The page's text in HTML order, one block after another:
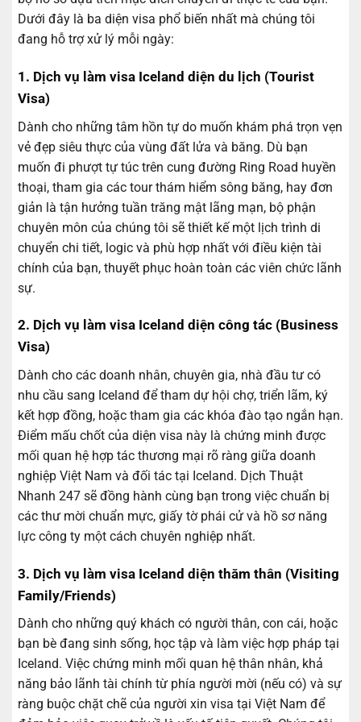
Dưới đây là ba diện visa phổ biến nhất mà chúng tôi
đang hỗ trợ xử lý mỗi ngày:
1. Dịch vụ làm visa Iceland diện du lịch (Tourist
Visa)
Dành cho những tâm hồn tự do muốn khám phá trọn vẹn
vẻ đẹp siêu thực của vùng đất lửa và băng. Dù bạn
muốn đi phượt tự túc trên cung đường Ring Road huyền
thoại, tham gia các tour thám hiểm sông băng, hay đơn
giản là tận hưởng tuần trăng mật lãng mạn, bộ phận
chuyên môn của chúng tôi sẽ thiết kế một lịch trình di
chuyển chi tiết, logic và phù hợp nhất với điều kiện tài
chính của bạn, thuyết phục hoàn toàn các viên chức lãnh
sự.
2. Dịch vụ làm visa Iceland diện công tác (Business
Visa)
Dành cho các doanh nhân, chuyên gia, nhà đầu tư có
nhu cầu sang Iceland để tham dự hội chợ, triển lãm, ký
kết hợp đồng, hoặc tham gia các khóa đào tạo ngắn hạn.
Điểm mấu chốt của diện visa này là chứng minh được
mối quan hệ hợp tác thương mại rõ ràng giữa doanh
nghiệp Việt Nam và đối tác tại Iceland. Dịch Thuật
Nhanh 247 sẽ đồng hành cùng bạn trong việc chuẩn bị
các thư mời chuẩn mực, giấy tờ phái cử và hồ sơ năng
lực công ty một cách chuyên nghiệp nhất.
3. Dịch vụ làm visa Iceland diện thăm thân (Visiting
Family/Friends)
Dành cho những quý khách có người thân, con cái, hoặc
bạn bè đang sinh sống, học tập và làm việc hợp pháp tại
Iceland. Việc chứng minh mối quan hệ thân nhân, khả
năng bảo lãnh tài chính từ phía người mời (nếu có) và sự
ràng buộc chặt chẽ của người xin visa tại Việt Nam để